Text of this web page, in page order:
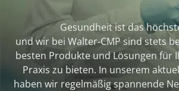
Gesundheit ist das
und wir bei Walter‑CMP sind stets
besten Produkte und Lösungen für
Praxis zu bieten. In unserem
haben wir regelmäßig spannende